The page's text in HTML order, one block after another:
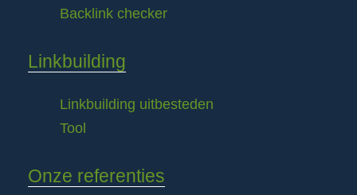
Backlink checker
Linkbuilding
Linkbuilding uitbesteden
Tool
Onze referenties